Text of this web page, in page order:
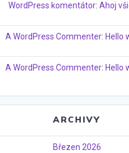
WordPress komentátor: Ahoj
A WordPress Commenter: Hello
A WordPress Commenter: Hello
ARCHIVY
Březen 2026